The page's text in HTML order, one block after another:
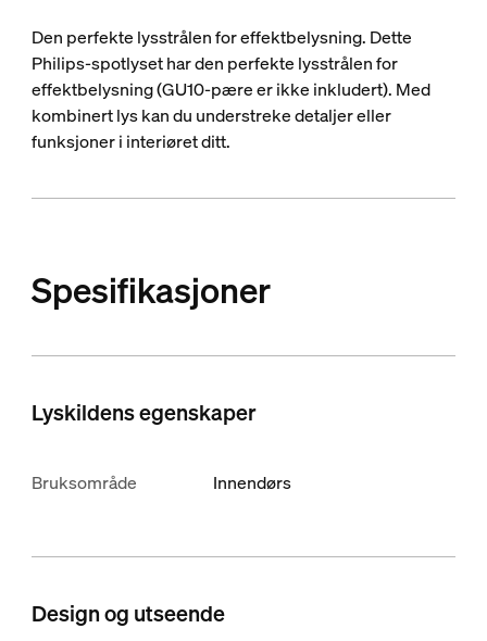
Den perfekte lysstrålen for effektbelysning. Dette
Philips-spotlyset har den perfekte lysstrålen for
effektbelysning (GU10-pære er ikke inkludert). Med
kombinert lys kan du understreke detaljer eller
funksjoner i interiøret ditt.
Spesifikasjoner
Lyskildens egenskaper
Bruksområde Innendørs
Design og utseende